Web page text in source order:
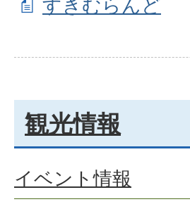
すきむらんど
観光情報
イベント情報